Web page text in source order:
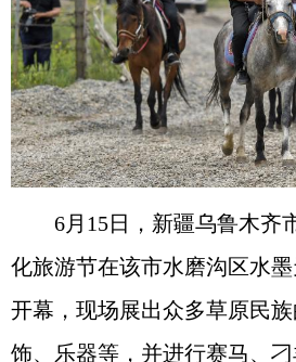
6月15日，新疆乌鲁木齐
化旅游节在该市水磨沟区水
开幕，现场展出众多草原民
饰、乐器等，并进行赛马、